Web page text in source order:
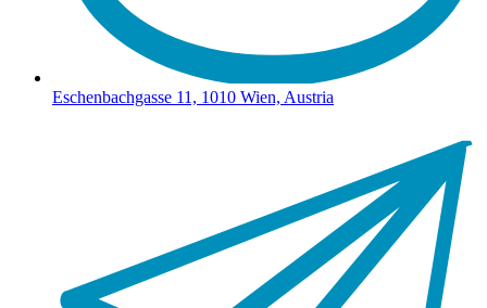
Eschenbachgasse 11, 1010 Wien, Austria